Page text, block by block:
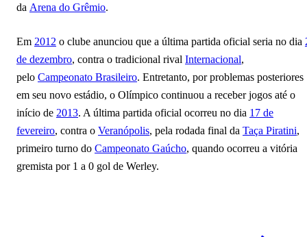
da Arena do Grêmio.
Em 2012 o clube anunciou que a última partida oficial seria no dia
de dezembro, contra o tradicional rival Internacional,
pelo Campeonato Brasileiro. Entretanto, por problemas posteriores
em seu novo estádio, o Olímpico continuou a receber jogos até o
início de 2013. A última partida oficial ocorreu no dia 17 de
fevereiro, contra o Veranópolis, pela rodada final da Taça Piratini,
primeiro turno do Campeonato Gaúcho, quando ocorreu a vitória
gremista por 1 a 0 gol de Werley.